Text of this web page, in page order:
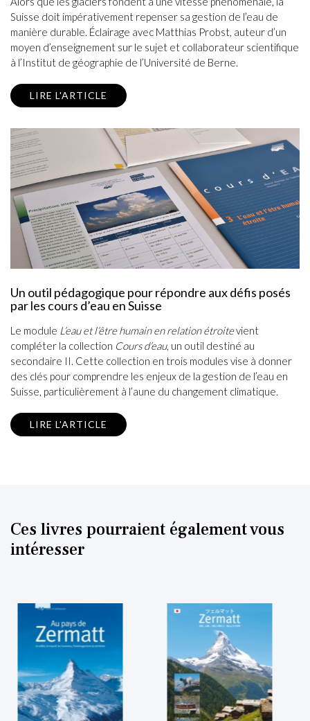
Suisse doit impérativement repenser sa gestion de l’eau de
manière durable. Éclairage avec Matthias Probst, auteur d’un
moyen d’enseignement sur le sujet et collaborateur scientifique
à l’Institut de géographie de l’Université de Berne.
LIRE L'ARTICLE
Un outil pédagogique pour répondre aux défis posés
par les cours d’eau en Suisse
Le module L’eau et l’être humain en relation étroitevient
compléter la collection Cours d’eau, un outil destiné au
secondaire II. Cette collection en trois modules vise à donner
des clés pour comprendre les enjeux de la gestion de l’eau en
Suisse, particulièrement à l’aune du changement climatique.
LIRE L'ARTICLE
Ces livres pourraient également vous
intéresser